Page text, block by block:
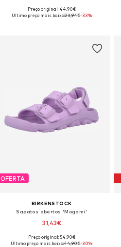
Tamanhos disponíveis: 26, 27
Preço original: 44,90€
Último preço mais baixo:23,94€-33%
OFERTA
BIRKENSTOCK
Sapatos abertos 'Mogami'
31,43€
Tamanhos disponíveis: 31
Preço original: 54,90€
Último preço mais baixo:44,90€-30%